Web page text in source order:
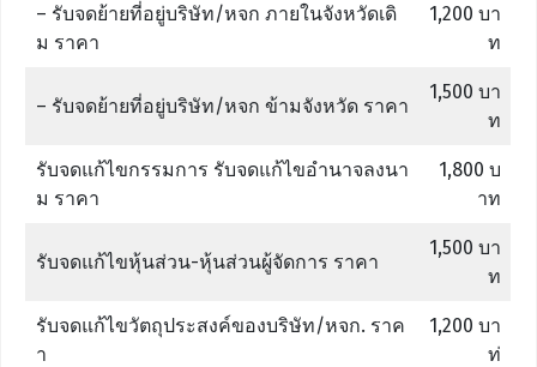
– รับจดย้ายที่อยู่บริษัท/หจก ภายในจังหวัดเดิ
ม ราคา
1,200 บา
ท
– รับจดย้ายที่อยู่บริษัท/หจก ข้ามจังหวัด ราคา
1,500 บา
ท
รับจดแก้ไขกรรมการ รับจดแก้ไขอำนาจลงนา
ม ราคา
1,800 บ
าท
รับจดแก้ไขหุ้นส่วน-หุ้นส่วนผู้จัดการ ราคา
1,500 บา
ท
รับจดแก้ไขวัตถุประสงค์ของบริษัท/หจก. ราค
า
1,200 บา
ท่